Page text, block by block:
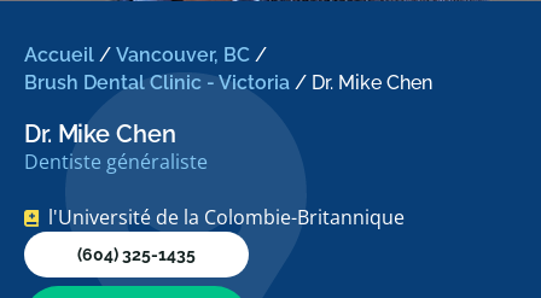
Accueil / Vancouver, BC /
Brush Dental Clinic - Victoria / Dr. Mike Chen
Dr. Mike Chen
Dentiste généraliste
l'Université de la Colombie-Britannique
(604) 325-1435